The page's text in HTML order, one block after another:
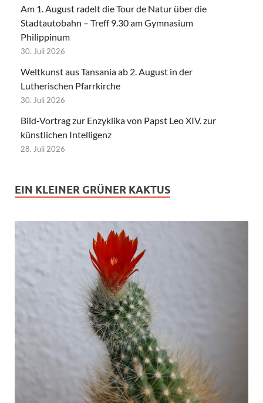
Am 1. August radelt die Tour de Natur über die
Stadtautobahn – Treff 9.30 am Gymnasium
Philippinum
30. Juli 2026
Weltkunst aus Tansania ab 2. August in der
Lutherischen Pfarrkirche
30. Juli 2026
Bild-Vortrag zur Enzyklika von Papst Leo XIV. zur
künstlichen Intelligenz
28. Juli 2026
EIN KLEINER GRÜNER KAKTUS